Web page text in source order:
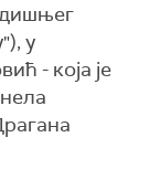
у
- која је